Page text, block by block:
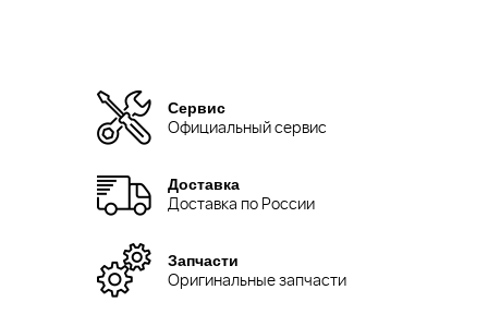
Сервис
Официальный сервис
Доставка
Доставка по России
Запчасти
Оригинальные запчасти